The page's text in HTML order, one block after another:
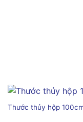
Thước thủy hộp